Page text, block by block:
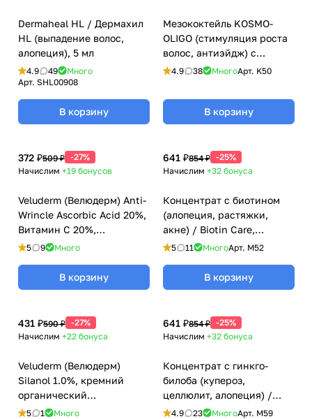
Dermaheal HL / Дермахил
HL (выпадение волос,
алопеция), 5 мл
4.9 49
Много
Арт. SHL00908
В корзину
Мезококтейль KOSMO-
OLIGO (стимуляция роста
волос, антиэйдж) с
олигоэлементами
6 мл
4.9 38 МногоАрт. K50
В корзину
372 ₽509 ₽ -27%
Начислим +19 бонусов
Veluderm (Велюдерм) Anti-
Wrincle Ascorbic Acid 20%,
Витамин С 20%,
(антиэйдж, пигментация),
5 9 Много
В корзину
641 ₽854 ₽ -25%
Начислим +32 бонуса
Концентрат с биотином
(алопеция, растяжки,
акне) / Biotin Care,
Kosmoteros (Космотерос),
5 11 МногоАрт. M52
В корзину
431 ₽590 ₽ -27%
Начислим +22 бонуса
Veluderm (Велюдерм)
Silanol 1.0%, кремний
органический
(укрепление, целлюлит), 5
5 1 Много
641 ₽854 ₽ -25%
Начислим +32 бонуса
Концентрат с гинкго-
билоба (купероз,
целлюлит, алопеция) /
Ginkgo Biloba Care,
4.9 23 МногоАрт. M59